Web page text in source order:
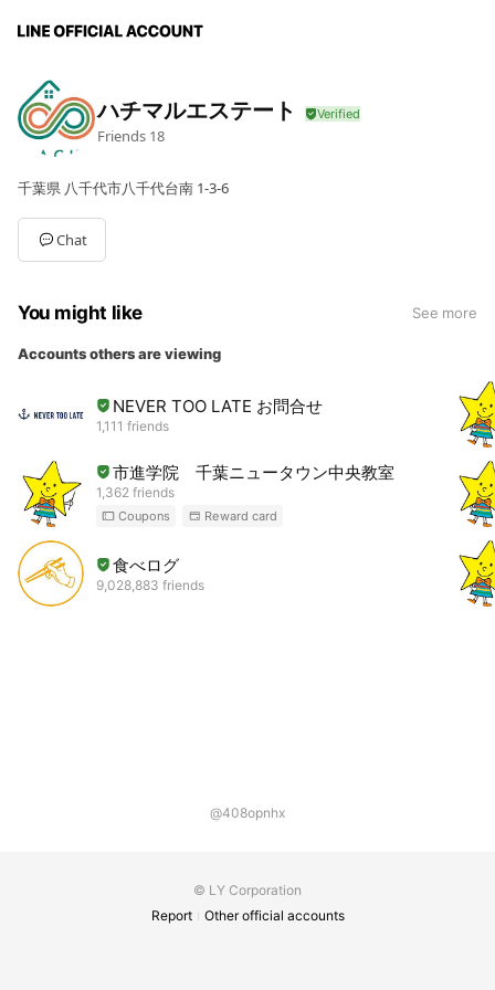
ハチマルエステート
Friends 18
千葉県 八千代市八千代台南 1-3-6
Chat
You might like See more
Accounts others are viewing
NEVER TOO LATE お問合せ
1,111 friends
市進学院 千葉ニュータウン中央教室
1,362 friends
Coupons Reward card
食べログ
9,028,883 friends
@408opnhx
© LY Corporation
Report
Other official accounts